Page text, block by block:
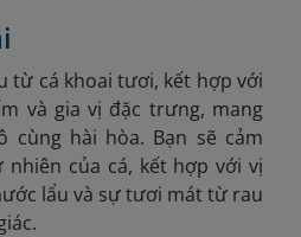
từ cá khoai tươi, kết hợp với
và gia vị đặc trưng, mang
cùng hài hòa. Bạn sẽ cảm
của cá, kết hợp với vị
lẩu và sự tươi mát từ rau